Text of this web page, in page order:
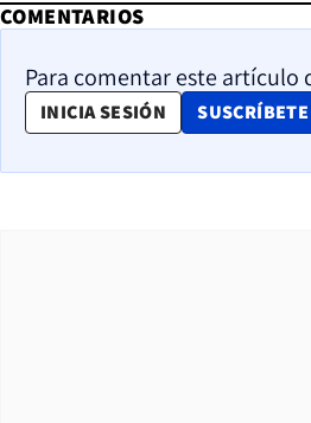
COMENTARIOS
Para comentar este artículo
INICIA SESIÓN SUSCRÍBETE
OPENS IN